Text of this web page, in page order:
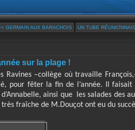
GERMAIN AUX BARACHOIS UN TUBE
sur la plage !
Ravines –collège où travaille
pour fêter la fin de l’année. Il
ainsi que
les salades des
fraîche de M.Douçot ont eu du